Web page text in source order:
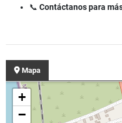
📞 Contáctanos para
Mapa
+
−